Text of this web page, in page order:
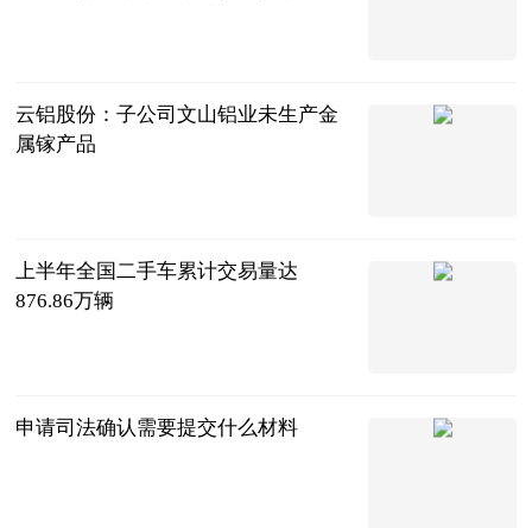
云铝股份：子公司文山铝业未生产金
属镓产品
上半年全国二手车累计交易量达
876.86万辆
申请司法确认需要提交什么材料